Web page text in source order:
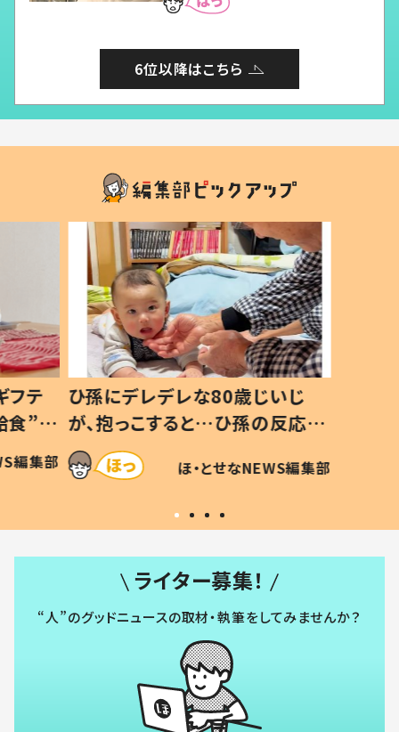
6位以降はこちら
じ
応に
方な
編集部
生後8ヶ月で亡くなった息子 約
3年半後、当時の妻の日記に書い
てあった本音とは
ほ・とせなNEWS編集部
ライター募集！
“人”のグッドニュースの取材・執筆をしてみませんか？